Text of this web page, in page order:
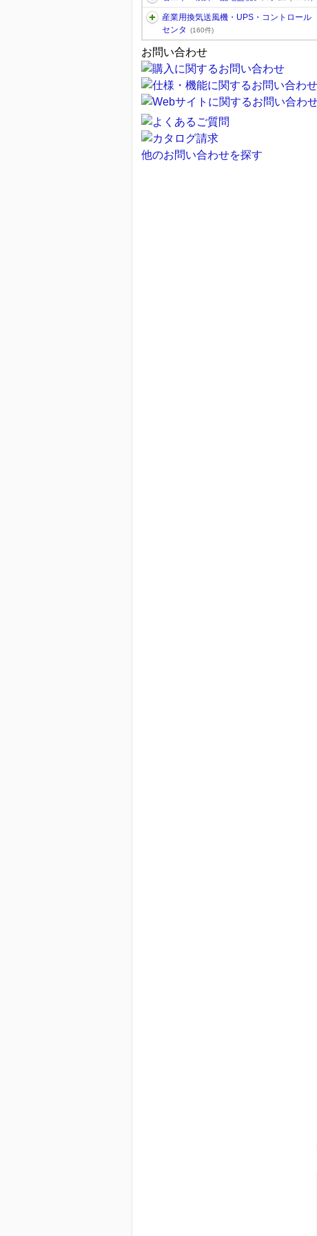
産業用換気送風機・UPS・コントロール
センタ
(160件)
お問い合わせ
他のお問い合わせを探す